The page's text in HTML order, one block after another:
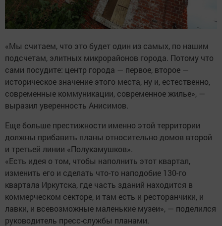
«Мы считаем, что это будет один из самых, по нашим
подсчетам, элитных микрорайонов города. Потому что
сами посудите: центр города — первое, второе —
историческое значение этого места, ну и, естественно,
современные коммуникации, современное жилье», —
выразил уверенность Анисимов.
Еще больше престижности именно этой территории
должны прибавить планы относительно домов второй
и третьей линии «Полукамушков».
«Есть идея о том, чтобы наполнить этот квартал,
изменить его и сделать что-то наподобие 130-го
квартала Иркутска, где часть зданий находится в
коммерческом секторе, и там есть и ресторанчики, и
лавки, и всевозможные маленькие музеи», — поделился
руководитель пресс-службы планами.